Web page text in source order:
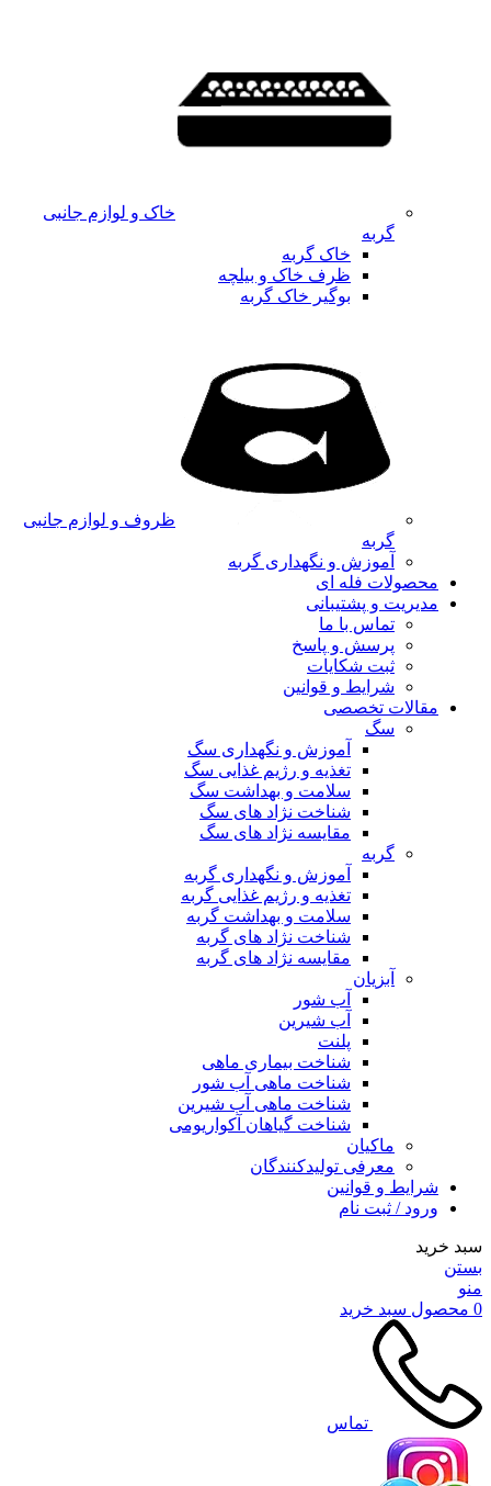
خاک و لوازم جانبی
گربه
خاک گربه
ظرف خاک و بیلچه
بوگیر خاک گربه
ظروف و لوازم جانبی
گربه
آموزش و نگهداری گربه
محصولات فله ای
مدیریت و پشتیبانی
تماس با ما
پرسش و پاسخ
ثبت شکایات
شرایط و قوانین
مقالات تخصصی
سگ
آموزش و نگهداری سگ
تغذیه و رژیم غذایی سگ
سلامت و بهداشت سگ
شناخت نژاد های سگ
مقایسه نژاد های سگ
گربه
آموزش و نگهداری گربه
تغذیه و رژیم غذایی گربه
سلامت و بهداشت گربه
شناخت نژاد های گربه
مقایسه نژاد های گربه
آبزیان
آب شور
آب شیرین
پلنت
شناخت بیماری ماهی
شناخت ماهی آب شور
شناخت ماهی آب شیرین
شناخت گیاهان آکواریومی
ماکیان
معرفی تولیدکنندگان
شرایط و قوانین
ورود / ثبت نام
سبد خرید
بستن
منو
0 محصول سبد خرید
تماس